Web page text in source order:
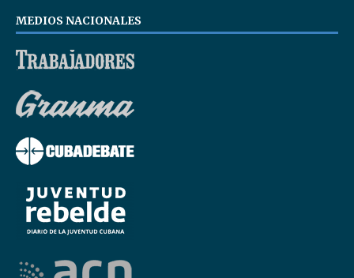
MEDIOS NACIONALES